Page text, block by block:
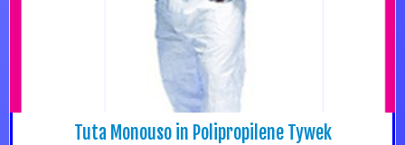
Tuta Monouso in Polipropilene Tywek